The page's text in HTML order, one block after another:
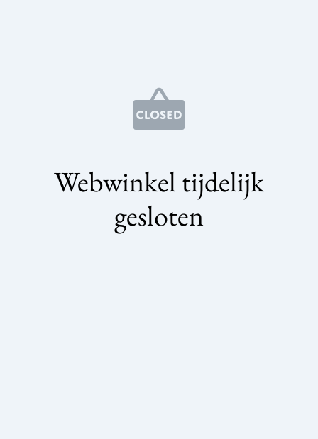
Webwinkel tijdelijk
gesloten